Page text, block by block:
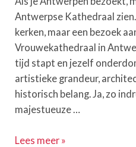
Antwerpse Kathedraal
kerken, maar een bezoek
Vrouwekathedraal in
tijd stapt en jezelf
artistieke grandeur,
historisch belang. Ja, zo
majestueuze …
Ontdek
Lees meer »